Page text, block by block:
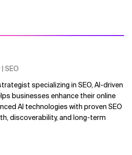
SEO
specializing in SEO, AI-driven
businesses enhance their online
AI technologies with proven SEO
discoverability, and long-term